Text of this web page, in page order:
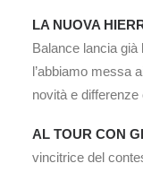
LA NUOVA
Balance lancia già
l’abbiamo messa
novità e differenze
AL TOUR CON
vincitrice del